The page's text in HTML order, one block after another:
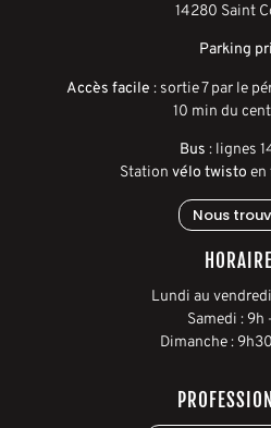
14280 Saint
Parking
Accès facile : sortie 7 par le
10 min du
Bus : lignes
Station vélo twisto en
Nous
Lundi au vendredi
Samedi : 9h
Dimanche: 9h30